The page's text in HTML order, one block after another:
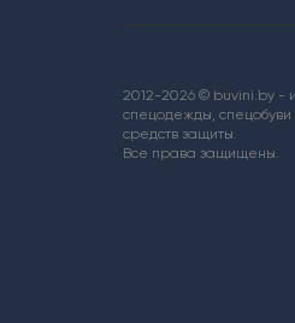
2012-2026 © buvini.by -
спецодежды,
средств защиты.
Все права защищены.